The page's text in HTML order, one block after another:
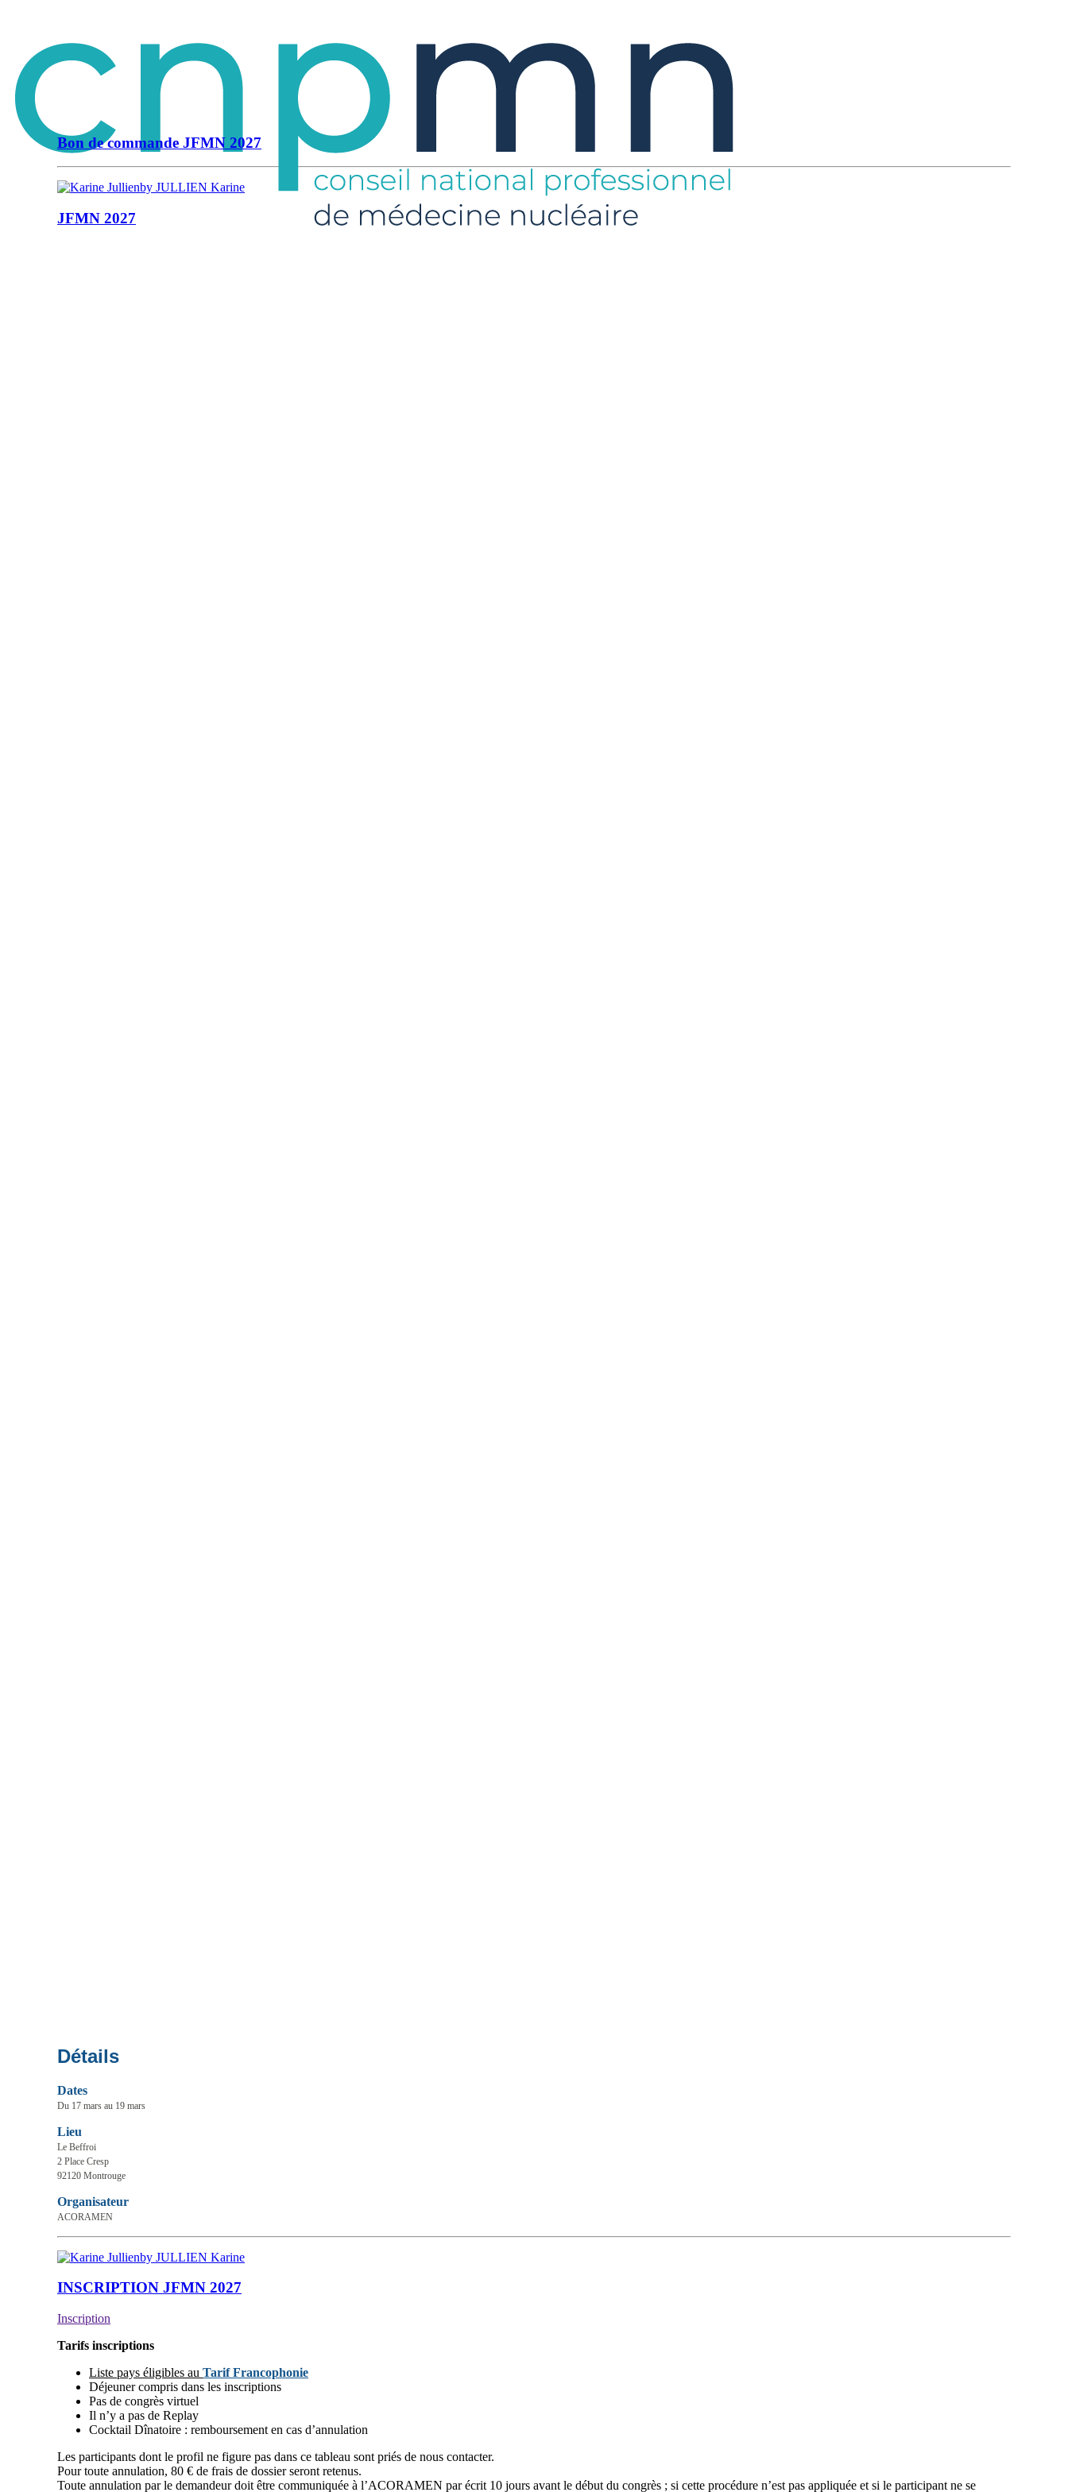
Bon de commande JFMN 2027
by JULLIEN Karine
JFMN 2027
Détails
Dates
Du 17 mars au 19 mars
Lieu
Le Beffroi
2 Place Cresp
92120 Montrouge
Organisateur
ACORAMEN
by JULLIEN Karine
INSCRIPTION JFMN 2027
Inscription
Tarifs inscriptions
Liste pays éligibles au Tarif Francophonie
Déjeuner compris dans les inscriptions
Pas de congrès virtuel
Il n’y a pas de Replay
Cocktail Dînatoire : remboursement en cas d’annulation
Les participants dont le profil ne figure pas dans ce tableau sont priés de nous contacter.
Pour toute annulation, 80 € de frais de dossier seront retenus.
Toute annulation par le demandeur doit être communiquée à l’ACORAMEN par écrit 10 jours avant le début du congrès ; si cette procédure n’est pas appliquée et si le participant ne se